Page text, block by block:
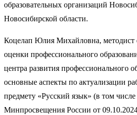
образовательных организаций
Новосибирской области.
Коцелап Юлия Михайловна, методист
оценки профессионального
центра развития профессионального
основные аспекты по актуализации
предмету «Русский язык» (в том
Минпросвещения России от